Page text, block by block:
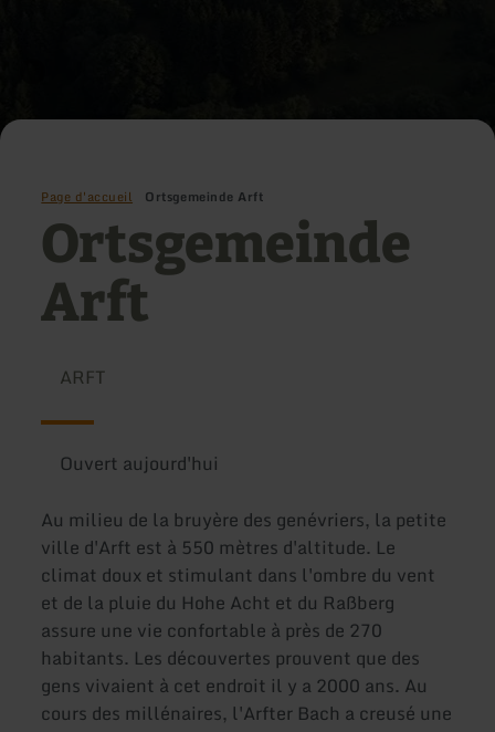
Page d'accueil Ortsgemeinde Arft
Ortsgemeinde
Arft
ARFT
Ouvert aujourd'hui
Au milieu de la bruyère des genévriers, la petite
ville d'Arft est à 550 mètres d'altitude. Le
climat doux et stimulant dans l'ombre du vent
et de la pluie du Hohe Acht et du Raßberg
assure une vie confortable à près de 270
habitants. Les découvertes prouvent que des
gens vivaient à cet endroit il y a 2000 ans. Au
cours des millénaires, l'Arfter Bach a creusé une